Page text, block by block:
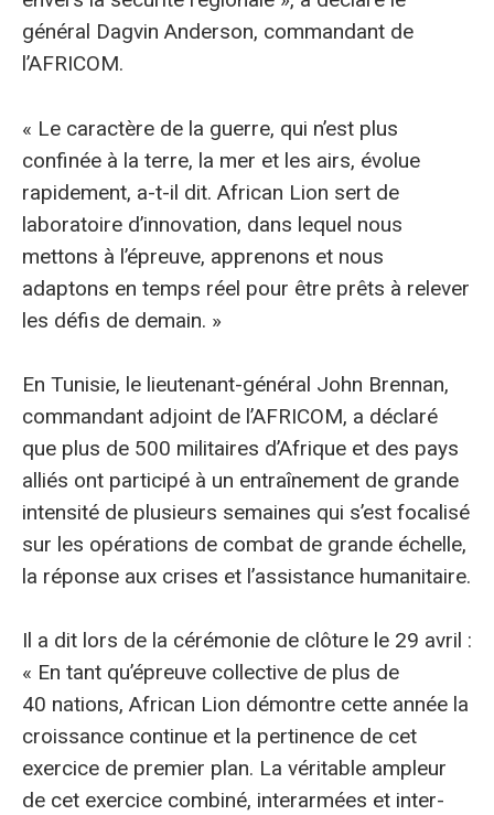
général Dagvin Anderson, commandant de
l’AFRICOM.
« Le caractère de la guerre, qui n’est plus
confinée à la terre, la mer et les airs, évolue
rapidement, a-t-il dit. African Lion sert de
laboratoire d’innovation, dans lequel nous
mettons à l’épreuve, apprenons et nous
adaptons en temps réel pour être prêts à relever
les défis de demain. »
En Tunisie, le lieutenant-général John Brennan,
commandant adjoint de l’AFRICOM, a déclaré
que plus de 500 militaires d’Afrique et des pays
alliés ont participé à un entraînement de grande
intensité de plusieurs semaines qui s’est focalisé
sur les opérations de combat de grande échelle,
la réponse aux crises et l’assistance humanitaire.
Il a dit lors de la cérémonie de clôture le 29 avril :
« En tant qu’épreuve collective de plus de
40 nations, African Lion démontre cette année la
croissance continue et la pertinence de cet
exercice de premier plan. La véritable ampleur
de cet exercice combiné, interarmées et inter-